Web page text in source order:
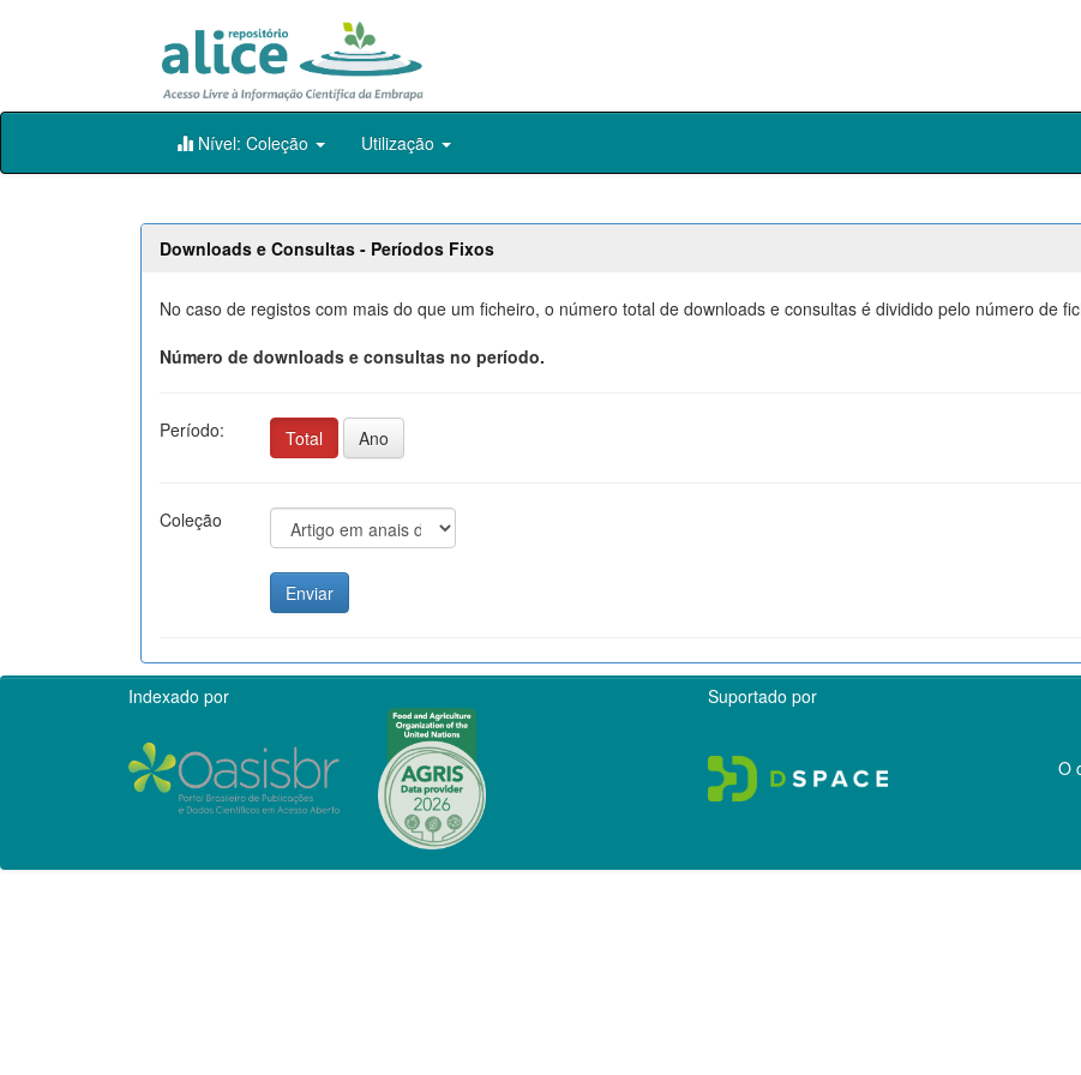
Skip
Nível: Coleção Utilização
Downloads e Consultas - Períodos Fixos
No caso de registos com mais do que um ficheiro, o número total de downloads e consultas é dividido pelo número de
Número de downloads e consultas no período.
Período: Total Ano
Coleção
Indexado por Suportado por
O